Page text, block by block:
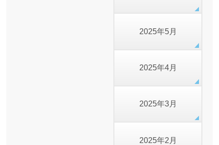
2025年5月
2025年4月
2025年3月
2025年2月